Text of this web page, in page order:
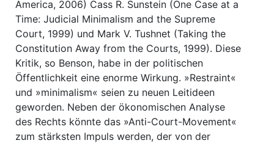
America, 2006) Cass R. Sunstein (One Case at a
Time: Judicial Minimalism and the Supreme
Court, 1999) und Mark V. Tushnet (Taking the
Constitution Away from the Courts, 1999). Diese
Kritik, so Benson, habe in der politischen
Öffentlichkeit eine enorme Wirkung. »Restraint«
und »minimalism« seien zu neuen Leitideen
geworden. Neben der ökonomischen Analyse
des Rechts könnte das »Anti-Court-Movement«
zum stärksten Impuls werden, der von der